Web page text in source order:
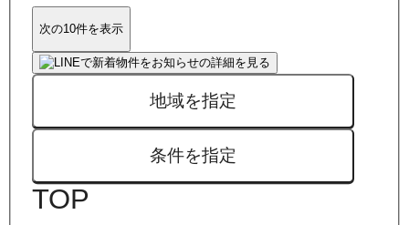
次の10件を表示
地域を指定
条件を指定
TOP